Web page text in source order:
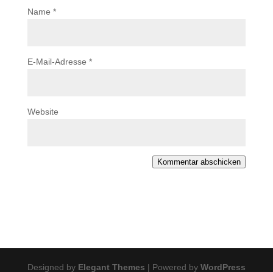
Name *
E-Mail-Adresse *
Website
Kommentar abschicken
Designed by Elegant Themes | Powered by WordPress